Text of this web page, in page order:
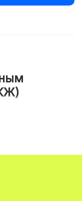
не ранее,